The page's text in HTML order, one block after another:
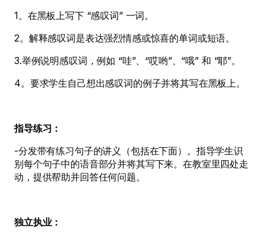
1。在黑板上写下 “感叹词” 一词。
2。解释感叹词是表达强烈情感或惊喜的单词或短语。
3.举例说明感叹词，例如 “哇”、“哎哟”、“哦” 和 “耶”。
4。要求学生自己想出感叹词的例子并将其写在黑板上。
指导练习：
-分发带有练习句子的讲义（包括在下面）。指导学生识
别每个句子中的语音部分并将其写下来。在教室里四处走
动，提供帮助并回答任何问题。
独立执业：